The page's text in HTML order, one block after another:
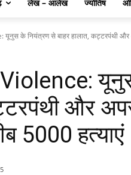
लेख – आलेख ज्योतिष
के नियंत्रण से बाहर हालात, कट्टरपंथी और
और
5000 हत्याएं